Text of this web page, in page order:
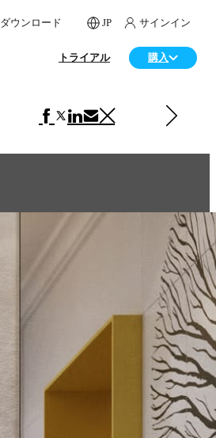
ダウンロード JP サインイン
トライアル 購入
Rethinking Andalus